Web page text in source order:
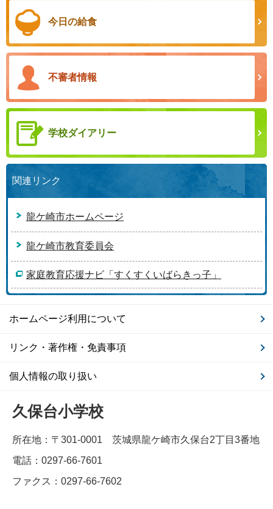
今日の給食
不審者情報
学校ダイアリー
関連リンク
龍ケ崎市ホームページ
龍ケ崎市教育委員会
家庭教育応援ナビ「すくすくいばらきっ子」
ホームページ利用について
リンク・著作権・免責事項
個人情報の取り扱い
久保台小学校
所在地：〒301-0001 茨城県龍ケ崎市久保台2丁目3番地
電話：0297-66-7601
ファクス：0297-66-7602